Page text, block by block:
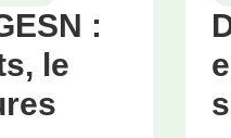
:
le